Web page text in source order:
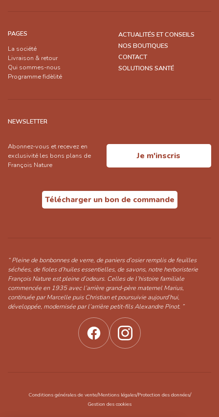
PAGES
La société
Livraison & retour
Qui sommes-nous
Programme fidèlité
ACTUALITÉS ET CONSEILS
NOS BOUTIQUES
CONTACT
SOLUTIONS SANTÉ
NEWSLETTER
Abonnez-vous et recevez en
exclusivité les bons plans de
François Nature
Je m'inscris
Télécharger un bon de commande
“ Pleine de bonbonnes de verre, de paniers d’osier remplis de feuilles
séchées, de fioles d’huiles essentielles, de savons, notre herboristerie
François Nature est pleine d’odeurs. Celles de l’histoire familiale
commencée en 1935 avec l’arrière grand-père maternel Marius,
continuée par Marcelle puis Christian et poursuivie aujourd’hui,
développée, modernisée par l’arrière petit-fils Alexandre Pinot. ”
Conditions générales de vente/Mentions légales/Protection des données/
Gestion des cookies